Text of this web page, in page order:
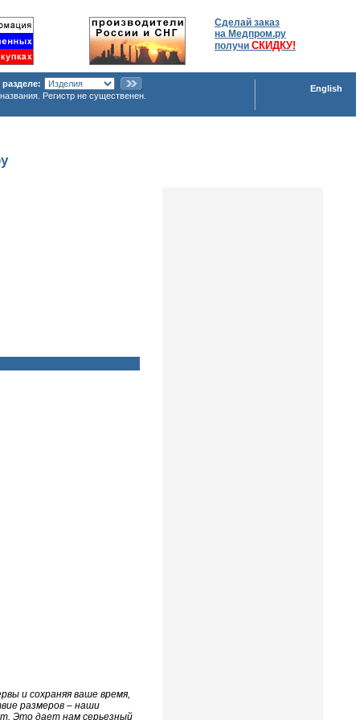
Сделай заказ
на Медпром.ру
получи СКИДКУ!
разделе:
Регистр не существенен.
English
и сохраняя ваше время,
размеров – наши
Это дает нам серьезный